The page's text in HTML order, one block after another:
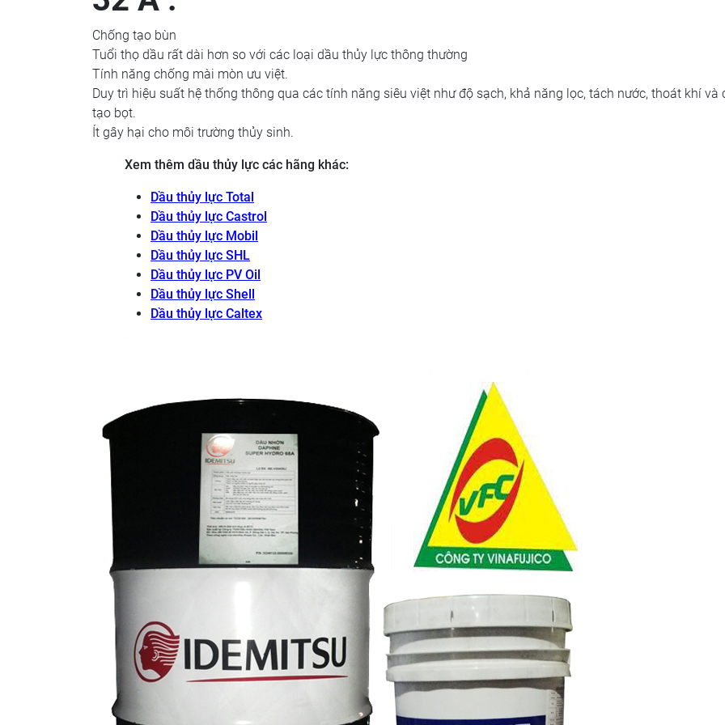
Chống tạo bùn
Tuổi thọ dầu rất dài hơn so với các loại dầu thủy lực thông thường
Tính năng chống mài mòn ưu việt.
Duy trì hiệu suất hệ thống thông qua các tính năng siêu việt như độ sạch, khả năng lọc, tách nước, thoát khí và
tạo bọt.
Ít gây hại cho môi trường thủy sinh.
Xem thêm dầu thủy lực các hãng khác:
Dầu thủy lực Total
Dầu thủy lực Castrol
Dầu thủy lực Mobil
Dầu thủy lực SHL
Dầu thủy lực PV Oil
Dầu thủy lực Shell
Dầu thủy lực Caltex